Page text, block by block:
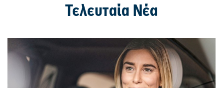
Τελευταία Νέα